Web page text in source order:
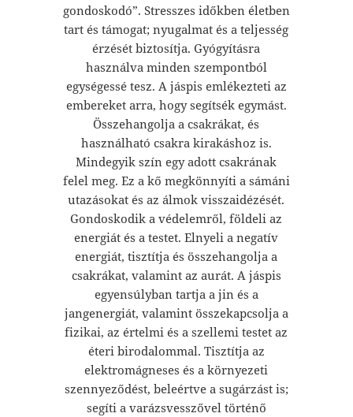
gondoskodó”. Stresszes időkben életben
tart és támogat; nyugalmat és a teljesség
érzését biztosítja. Gyógyításra
használva minden szempontból
egységessé tesz. A jáspis emlékezteti az
embereket arra, hogy segítsék egymást.
Összehangolja a csakrákat, és
használható csakra kirakáshoz is.
Mindegyik szín egy adott csakrának
felel meg. Ez a kő megkönnyíti a sámáni
utazásokat és az álmok visszaidézését.
Gondoskodik a védelemről, földeli az
energiát és a testet. Elnyeli a negatív
energiát, tisztítja és összehangolja a
csakrákat, valamint az aurát. A jáspis
egyensúlyban tartja a jin és a
jangenergiát, valamint összekapcsolja a
fizikai, az értelmi és a szellemi testet az
éteri birodalommal. Tisztítja az
elektromágneses és a környezeti
szennyeződést, beleértve a sugárzást is;
segíti a varázsvesszővel történő